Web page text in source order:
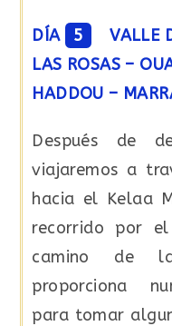
DÍA 5
VALLE
LAS ROSAS –
HADDOU –
Después de
viajaremos a
hacia el Kelaa
recorrido por
camino de
proporciona
para tomar